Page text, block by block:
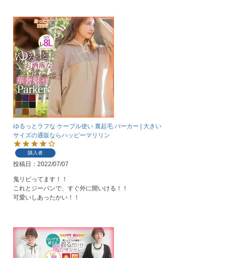
ゆるっとラフな ケーブル使い 裏起毛 パーカー | 大きい
サイズの通販ならハッピーマリリン
購入者
投稿日 2022/07/07
鬼リピってます！！
これとジーパンで、すぐ外に開いける！！
可愛いしあったかい！！